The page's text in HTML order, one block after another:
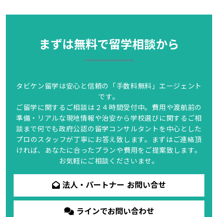
まずは無料で留学相談から
タビケン留学は安心と信頼の「手数料無料」エージェント
です。
ご留学に関するご相談は２４時間受付中。費用や渡航前の
準備・リアルな現地情報や治安から学校選びに関するご相
談まで何でも政府公認の留学コンサルタントを中心とした
プロのスタッフが丁寧にお答え致します。まずはご連絡頂
ければ、あなたに合ったプランや費用をご提案致します。
お気軽にご相談くださいませ。
法人・パートナー お問い合せ
ラインでお問い合わせ